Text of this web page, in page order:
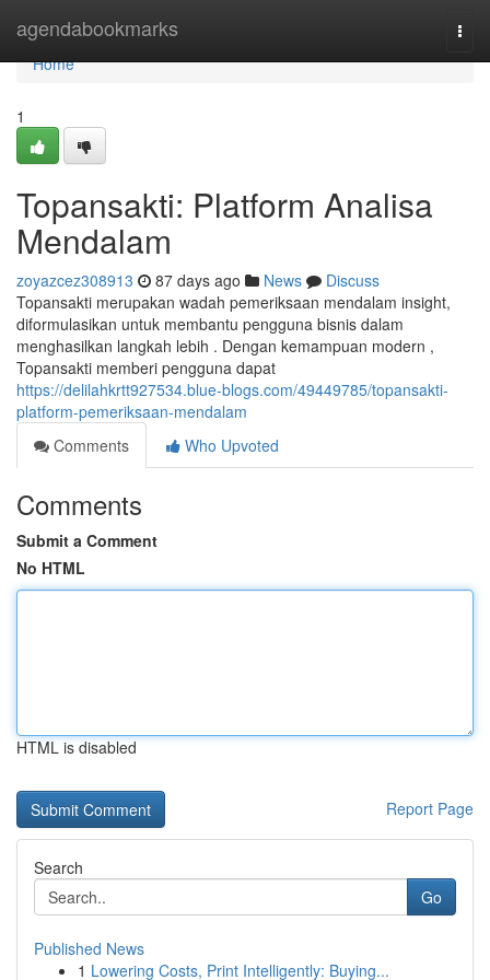
agendabookmarks
Home
Home
1
Topansakti: Platform Analisa
Mendalam
zoyazcez308913 87 days ago News
Discuss
Topansakti merupakan wadah pemeriksaan mendalam insight,
diformulasikan untuk membantu pengguna bisnis dalam
menghasilkan langkah lebih . Dengan kemampuan modern ,
Topansakti memberi pengguna dapat
https://delilahkrtt927534.blue-blogs.com/49449785/topansakti-
platform-pemeriksaan-mendalam
Comments
Who Upvoted
Comments
Submit a Comment
No HTML
HTML is disabled
Report Page
Search
Go
Published News
1 Lowering Costs, Print Intelligently: Buying...